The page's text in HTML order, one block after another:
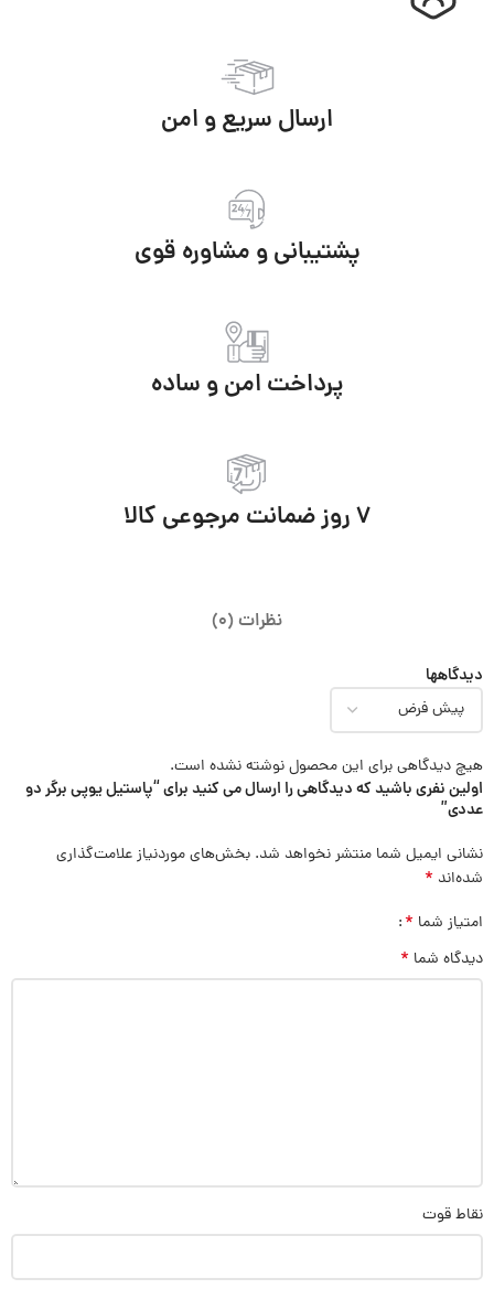
ارسال سریع و امن
پشتیبانی و مشاوره قوی
پرداخت امن و ساده
7 روز ضمانت مرجوعی کالا
نظرات (0)
دیدگاهها
هیچ دیدگاهی برای این محصول نوشته نشده است.
اولین نفری باشید که دیدگاهی را ارسال می کنید برای “پاستیل یوپی برگر دو
عددی”
نشانی ایمیل شما منتشر نخواهد شد. بخش‌های موردنیاز علامت‌گذاری
شده‌اند *
امتیاز شما *
دیدگاه شما *
نقاط قوت